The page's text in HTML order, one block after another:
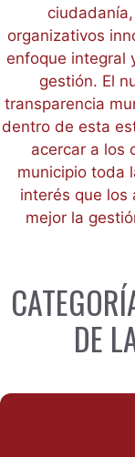
organizativos
enfoque integral
gestión. El
transparencia
dentro de esta
acercar a los
municipio toda
interés que los
mejor la
DE